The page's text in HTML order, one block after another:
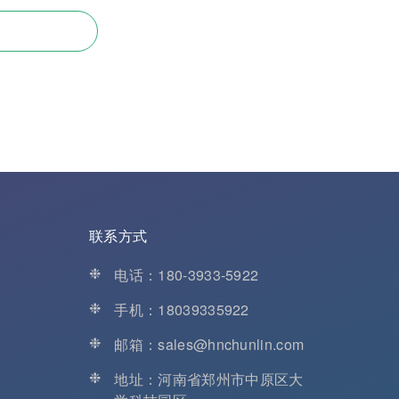
联系方式
❉
电话：180-3933-5922
❉
手机：18039335922
❉
邮箱：sales@hnchunlin.com
❉
地址：河南省郑州市中原区大